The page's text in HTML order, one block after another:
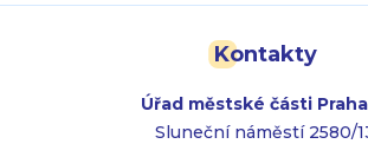
Kontakty
Úřad městské části Praha
Sluneční náměstí 2580/